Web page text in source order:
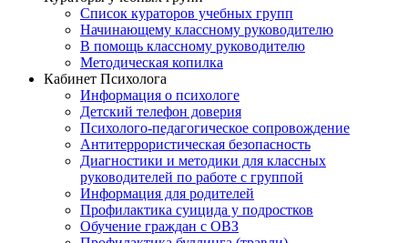
Список кураторов учебных групп
Начинающему классному руководителю
В помощь классному руководителю
Методическая копилка
Кабинет Психолога
Информация о психологе
Детский телефон доверия
Психолого-педагогическое сопровождение
Антитеррористическая безопасность
Диагностики и методики для классных
руководителей по работе с группой
Информация для родителей
Профилактика суицида у подростков
Обучение граждан с ОВЗ